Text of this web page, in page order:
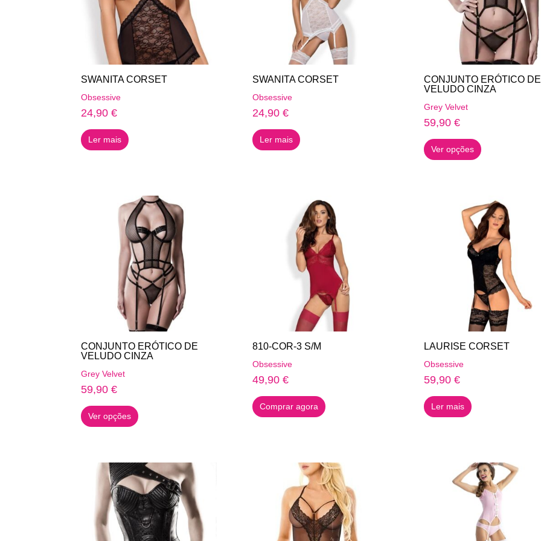
chosen
on
the
product
page
chosen
on
the
product
page
chosen
on
the
product
page
SWANITA CORSET
Obsessive
24,90€
Ler mais
SWANITA CORSET
Obsessive
24,90 €
Ler mais
CONJUNTO ERÓTICO DE
VELUDO CINZA
Grey Velvet
59,90 €
Ver opções
product
variants.
The
options
may
be
chosen
on
the
product
page
CONJUNTO ERÓTICO DE
VELUDO CINZA
Grey Velvet
59,90€
Ver opções
product
variants.
The
options
may
be
810-COR-3 S/M
Obsessive
49,90 €
Comprar agora
LAURISE CORSET
Obsessive
59,90 €
Ler mais